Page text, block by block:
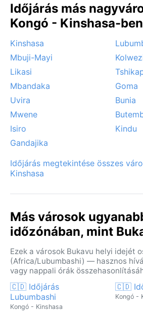
Időjárás más
Kongó - Kinshasa-
Kinshasa
Mbuji-Mayi
Likasi
Mbandaka
Goma
Uvira
Bunia
Mwene
Isiro
Kindu
Gandajika
Időjárás megtekintése összes
Kinshasa
Más városok
időzónában, mint
Ezek a városok Bukavu helyi idejét
(Africa/Lubumbashi) — hasznos
vagy nappali órák
🇨🇩 Időjárás
Lubumbashi
Kongó - Kinshasa
🇨🇩
Kongó -